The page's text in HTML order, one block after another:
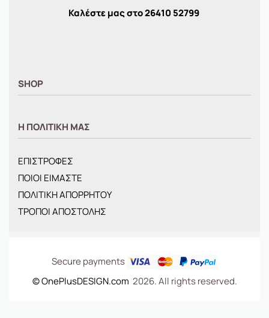
Καλέστε μας στο26410 52799
SHOP
ΓΥΝΑΙΚΕΙΑ
BRANDS
ΝΕΕΣ ΑΦΙΞΕΙΣ
OFFERS
ΤΣΑΝΤΕΣ
Η ΠΟΛΙΤΙΚΗ ΜΑΣ
ΕΠΙΣΤΡΟΦΕΣ
ΠΟΙΟΙ ΕΙΜΑΣΤΕ
ΠΟΛΙΤΙΚΗ ΑΠΟΡΡΗΤΟΥ
ΤΡΟΠΟΙ ΑΠΟΣΤΟΛΗΣ
Secure payments
© OnePlusDESIGN.com 2026. All rights reserved.